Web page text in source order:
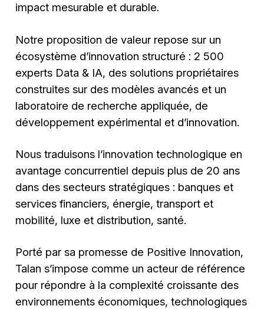
impact mesurable et durable.
Notre proposition de valeur repose sur un
écosystème d’innovation structuré : 2 500
experts Data & IA, des solutions propriétaires
construites sur des modèles avancés et un
laboratoire de recherche appliquée, de
développement expérimental et d’innovation.
Nous traduisons l’innovation technologique en
avantage concurrentiel depuis plus de 20 ans
dans des secteurs stratégiques : banques et
services financiers, énergie, transport et
mobilité, luxe et distribution, santé.
Porté par sa promesse de Positive Innovation,
Talan s’impose comme un acteur de référence
pour répondre à la complexité croissante des
environnements économiques, technologiques